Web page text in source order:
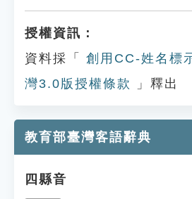
授權資訊：
資料採「
創用CC-姓名標
灣3.0版授權條款
」釋出
教育部臺灣客語辭典
四縣音